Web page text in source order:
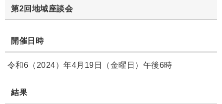
第2回地域座談会
開催日時
令和6（2024）年4月19日（金曜日）午後6時
結果